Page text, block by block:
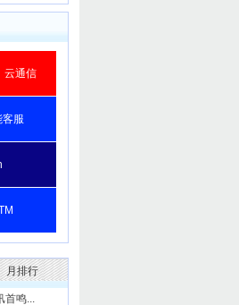
云通信
客服
月排行
首鸣...